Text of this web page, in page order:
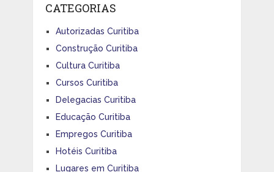
CATEGORIAS
Autorizadas Curitiba
Construção Curitiba
Cultura Curitiba
Cursos Curitiba
Delegacias Curitiba
Educação Curitiba
Empregos Curitiba
Hotéis Curitiba
Lugares em Curitiba